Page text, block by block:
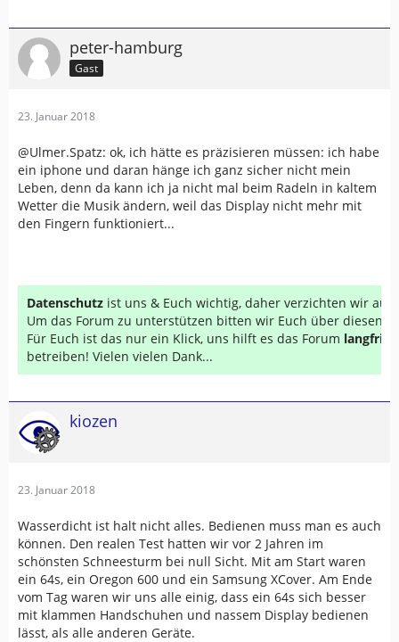
peter-hamburg
Gast
23. Januar 2018
@Ulmer.Spatz: ok, ich hätte es präzisieren müssen: ich habe
ein iphone und daran hänge ich ganz sicher nicht mein
Leben, denn da kann ich ja nicht mal beim Radeln in kaltem
Wetter die Musik ändern, weil das Display nicht mehr mit
den Fingern funktioniert...
Datenschutz ist uns & Euch wichtig, daher verzichten wir auf
Um das Forum zu unterstützen bitten wir Euch über diesen
Für Euch ist das nur ein Klick, uns hilft es das Forum
betreiben! Vielen vielen Dank...
kiozen
23. Januar 2018
Wasserdicht ist halt nicht alles. Bedienen muss man es auch
können. Den realen Test hatten wir vor 2 Jahren im
schönsten Schneesturm bei null Sicht. Mit am Start waren
ein 64s, ein Oregon 600 und ein Samsung XCover. Am Ende
vom Tag waren wir uns alle einig, dass ein 64s sich besser
mit klammen Handschuhen und nassem Display bedienen
lässt, als alle anderen Geräte.